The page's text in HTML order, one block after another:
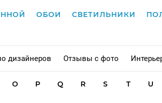
ОБОИ СВЕТИЛЬНИКИ
дизайнеров Отзывы с фото
O P Q R S T U